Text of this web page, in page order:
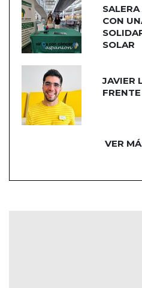
CON
SOLAR
JAVIER
VER